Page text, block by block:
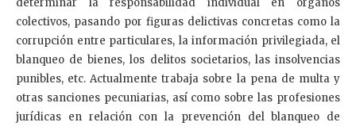
colectivos, pasando por figuras delictivas concretas como la
corrupción entre particulares, la información privilegiada, el
blanqueo de bienes, los delitos societarios, las insolvencias
punibles, etc. Actualmente trabaja sobre la pena de multa y
otras sanciones pecuniarias, así como sobre las profesiones
jurídicas en relación con la prevención del blanqueo de